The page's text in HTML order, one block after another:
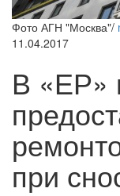
Фото АГН "Москва"/
11.04.2017
В «ЕР»
при